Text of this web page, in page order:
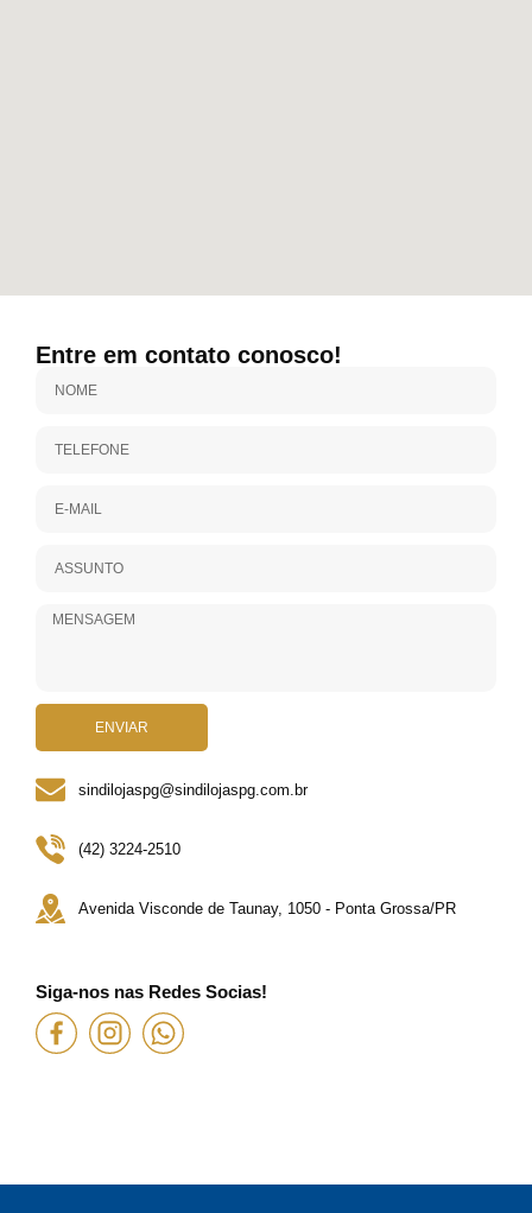
Entre em contato conosco!
ENVIAR
sindilojaspg@sindilojaspg.com.br
(42) 3224-2510
Avenida Visconde de Taunay, 1050 - Ponta Grossa/PR
Siga-nos nas Redes Socias!